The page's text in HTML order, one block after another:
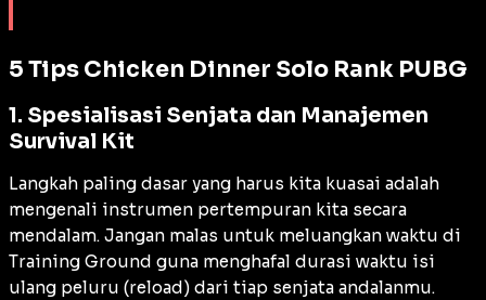
5 Tips Chicken Dinner Solo Rank PUBG
1. Spesialisasi Senjata dan Manajemen
Survival Kit
Langkah paling dasar yang harus kita kuasai adalah
mengenali instrumen pertempuran kita secara
mendalam. Jangan malas untuk meluangkan waktu di
Training Ground guna menghafal durasi waktu isi
ulang peluru (reload ) dari tiap senjata andalanmu.